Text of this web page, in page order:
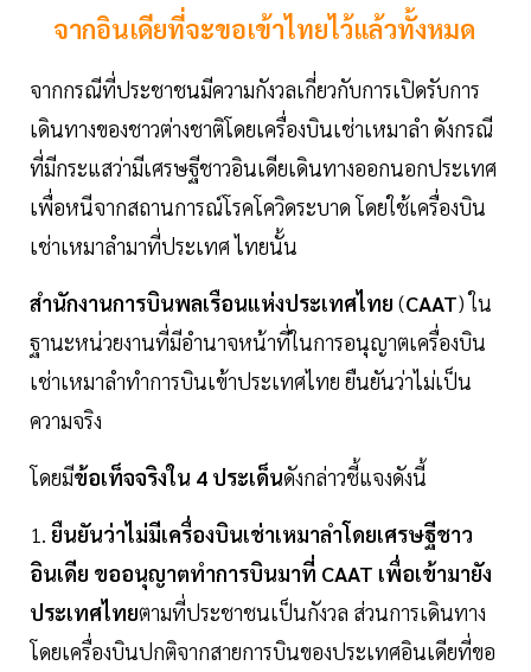
จากอินเดียที่จะขอเข้าไทยไว้แล้วทั้งหมด
จากกรณีที่ประชาชนมีความกังวลเกี่ยวกับการเปิดรับการ
เดินทางของชาวต่างชาติโดยเครื่องบินเช่าเหมาลำ ดังกรณี
ที่มีกระแสว่ามีเศรษฐีชาวอินเดียเดินทางออกนอกประเทศ
เพื่อหนีจากสถานการณ์โรคโควิดระบาด โดยใช้เครื่องบิน
เช่าเหมาลำมาที่ประเทศ ไทยนั้น
สำนักงานการบินพลเรือนแห่งประเทศไทย (CAAT) ใน
ฐานะหน่วยงานที่มีอำนาจหน้าที่ในการอนุญาตเครื่องบิน
เช่าเหมาลำทำการบินเข้าประเทศไทย ยืนยันว่าไม่เป็น
ความจริง
โดยมีข้อเท็จจริงใน 4 ประเด็นดังกล่าวชี้แจงดังนี้
1. ยืนยันว่าไม่มีเครื่องบินเช่าเหมาลำโดยเศรษฐีชาว
อินเดีย ขออนุญาตทำการบินมาที่ CAAT เพื่อเข้ามายัง
ประเทศไทยตามที่ประชาชนเป็นกังวล ส่วนการเดินทาง
โดยเครื่องบินปกติจากสายการบินของประเทศอินเดียที่ขอ